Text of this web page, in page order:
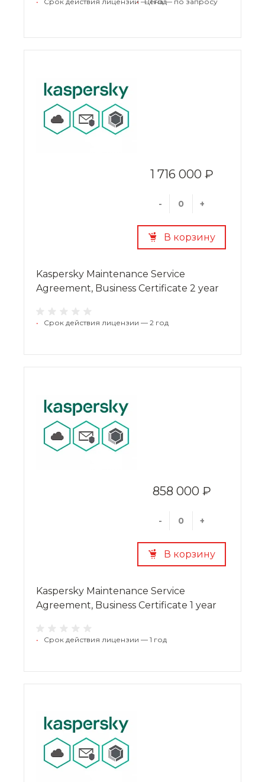
1 716 000 ₽
- +
В корзину
Kaspersky Maintenance Service
Agreement, Business Certificate 2 year
• Срок действия лицензии — 2 год
858 000 ₽
- +
В корзину
Kaspersky Maintenance Service
Agreement, Business Certificate 1 year
• Срок действия лицензии — 1 год